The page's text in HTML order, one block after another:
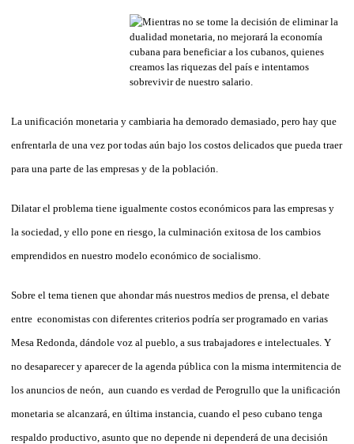
La unificación monetaria y cambiaria ha demorado demasiado, pero hay que
enfrentarla de una vez por todas aún bajo los costos delicados que pueda traer
para una parte de las empresas y de la población.
Dilatar el problema tiene igualmente costos económicos para las empresas y
la sociedad, y ello pone en riesgo, la culminación exitosa de los cambios
emprendidos en nuestro modelo económico de socialismo.
Sobre el tema tienen que ahondar más nuestros medios de prensa, el debate
entre economistas con diferentes criterios podría ser programado en varias
Mesa Redonda, dándole voz al pueblo, a sus trabajadores e intelectuales. Y
no desaparecer y aparecer de la agenda pública con la misma intermitencia de
los anuncios de neón, aun cuando es verdad de Perogrullo que la unificación
monetaria se alcanzará, en última instancia, cuando el peso cubano tenga
respaldo productivo, asunto que no depende ni dependerá de una decisión